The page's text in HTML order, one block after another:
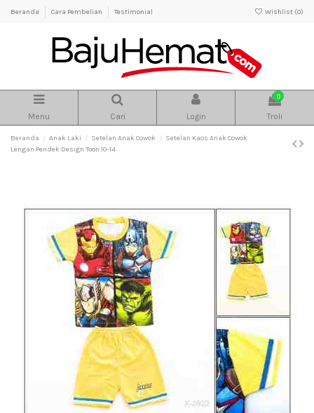
Beranda Cara Pembelian Testimonial Wishlist (0)
Menu Cari Login
0
Troli
Beranda Anak Laki Setelan Anak Cowok
Setelan Kaos Anak Cowok
Lengan Pendek Design Toon 10-14